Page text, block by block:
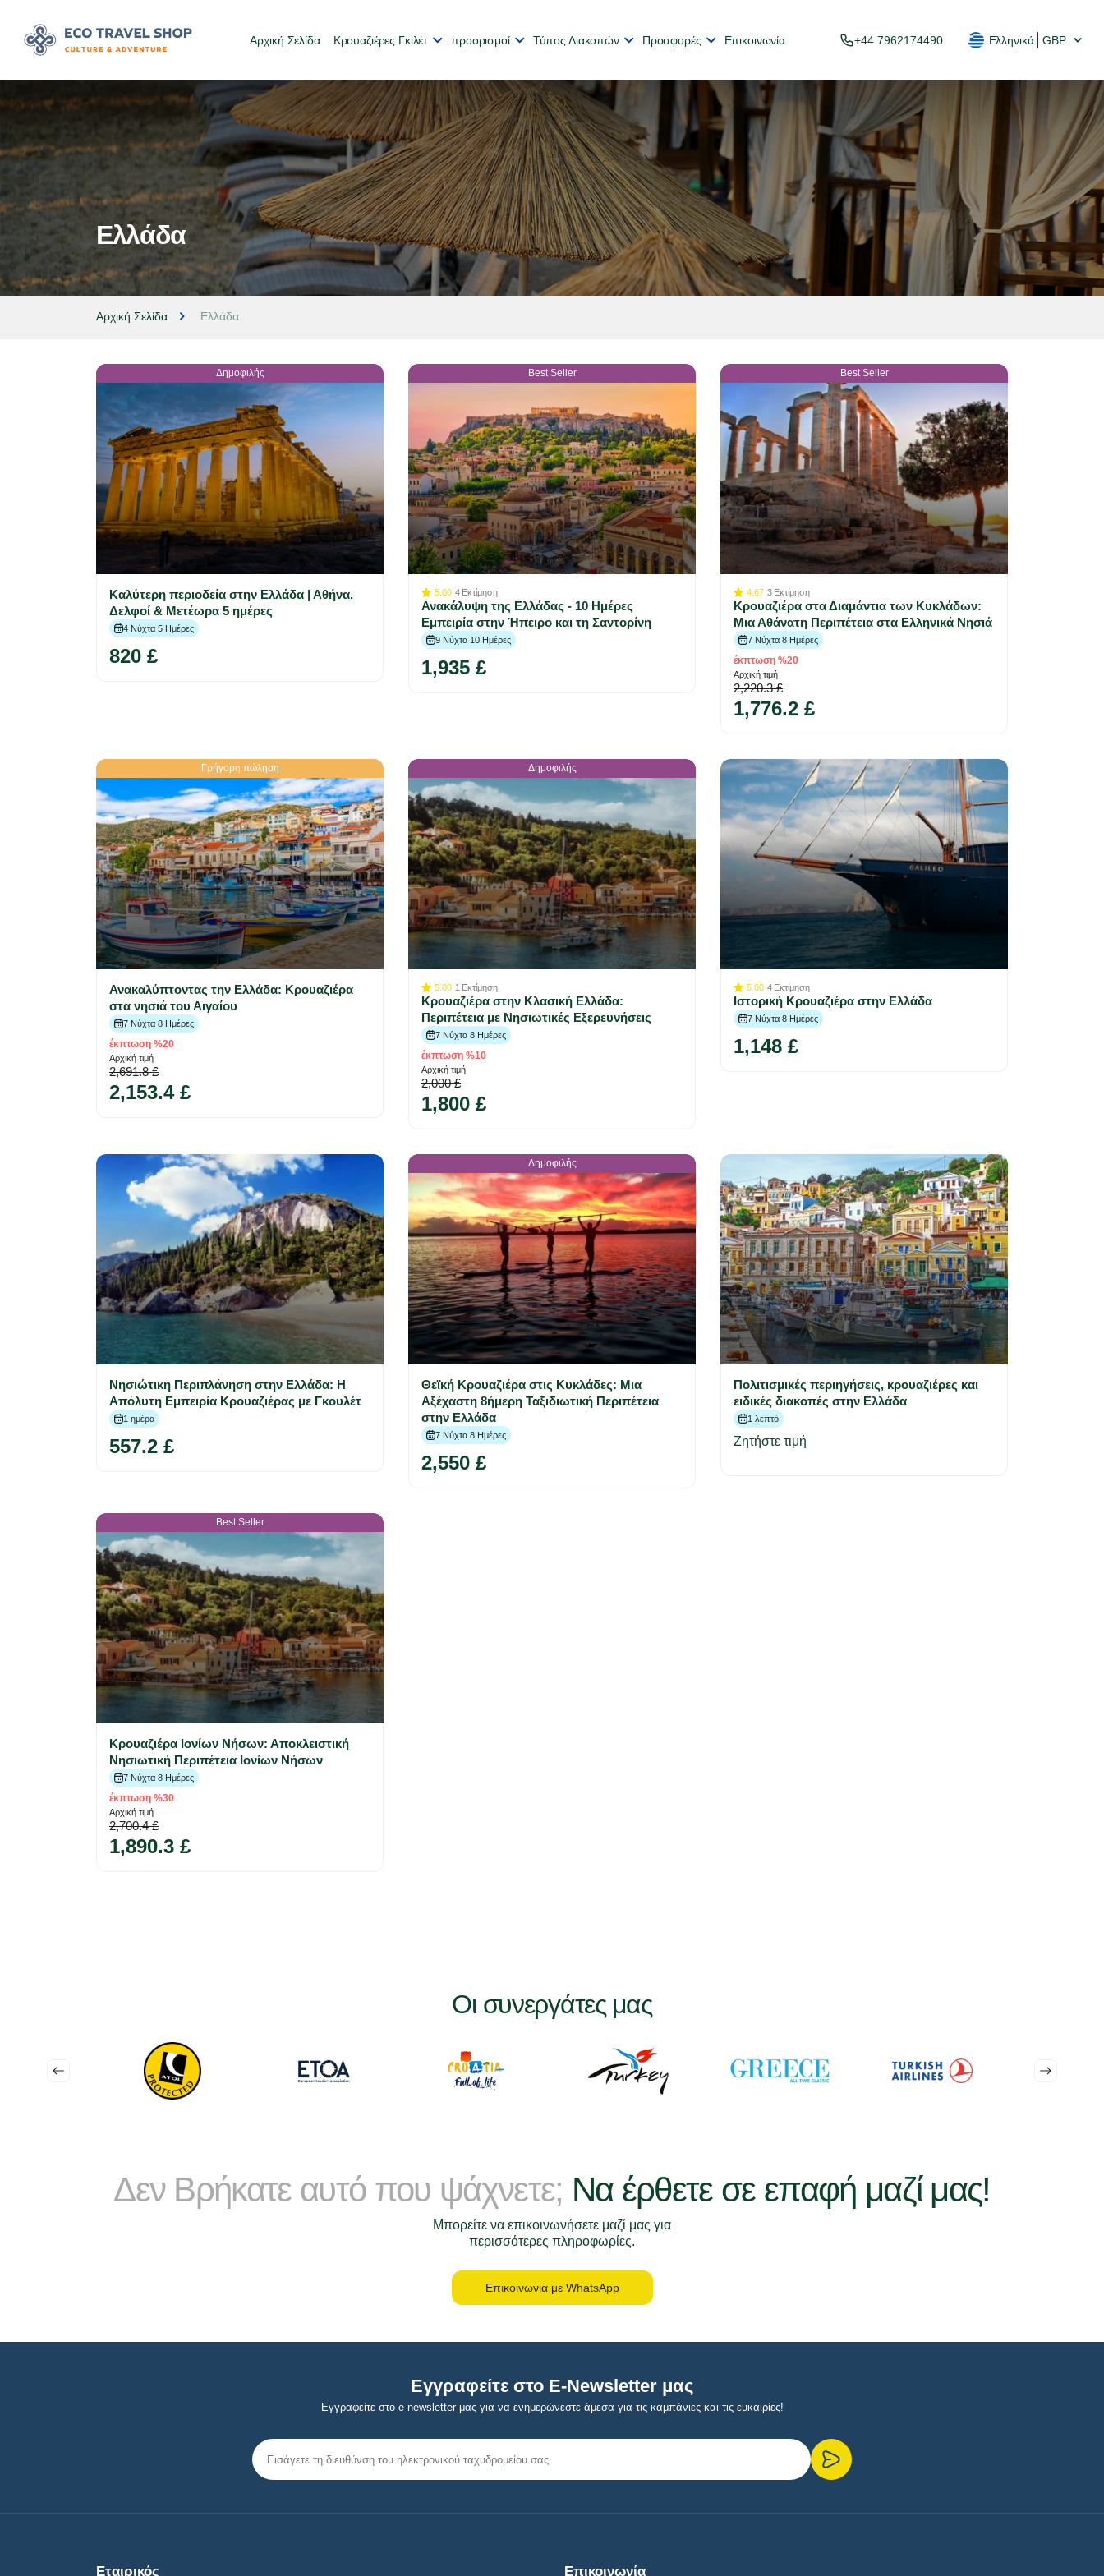
Αρχική Σελίδα Κρουαζιέρες Γκιλέτ προορισμοί Τύπος Διακοπών Προσφορές Επικοινωνία +44 7962174490 Ελληνικά GBP
Ελλάδα
Αρχική Σελίδα Ελλάδα
Δημοφιλής
Καλύτερη περιοδεία στην Ελλάδα | Αθήνα,
Δελφοί & Μετέωρα 5 ημέρες
4 Νύχτα 5 Ημέρες
820 £
Best Seller
5.00 4 Εκτίμηση
Ανακάλυψη της Ελλάδας - 10 Ημέρες
Εμπειρία στην Ήπειρο και τη Σαντορίνη
9 Νύχτα 10 Ημέρες
1,935 £
Best Seller
4.67 3 Εκτίμηση
Κρουαζιέρα στα Διαμάντια των Κυκλάδων:
Μια Αθάνατη Περιπέτεια στα Ελληνικά Νησιά
7 Νύχτα 8 Ημέρες
έκπτωση %20
Αρχική τιμή
2,220.3 £
1,776.2 £
Γρήγορη πώληση
Ανακαλύπτοντας την Ελλάδα: Κρουαζιέρα
στα νησιά του Αιγαίου
7 Νύχτα 8 Ημέρες
έκπτωση %20
Αρχική τιμή
2,691.8 £
2,153.4 £
Δημοφιλής
5.00 1 Εκτίμηση
Κρουαζιέρα στην Κλασική Ελλάδα:
Περιπέτεια με Νησιωτικές Εξερευνήσεις
7 Νύχτα 8 Ημέρες
έκπτωση %10
Αρχική τιμή
2,000 £
1,800 £
5.00 4 Εκτίμηση
Ιστορική Κρουαζιέρα στην Ελλάδα
7 Νύχτα 8 Ημέρες
1,148 £
Νησιώτικη Περιπλάνηση στην Ελλάδα: Η
Απόλυτη Εμπειρία Κρουαζιέρας με Γκουλέτ
1 ημέρα
557.2 £
Δημοφιλής
Θεϊκή Κρουαζιέρα στις Κυκλάδες: Μια
Αξέχαστη 8ήμερη Ταξιδιωτική Περιπέτεια
στην Ελλάδα
7 Νύχτα 8 Ημέρες
2,550 £
Πολιτισμικές περιηγήσεις, κρουαζιέρες και
ειδικές διακοπές στην Ελλάδα
1 λεπτό
Ζητήστε τιμή
Best Seller
Κρουαζιέρα Ιονίων Νήσων: Αποκλειστική
Νησιωτική Περιπέτεια Ιονίων Νήσων
7 Νύχτα 8 Ημέρες
έκπτωση %30
Αρχική τιμή
2,700.4 £
1,890.3 £
Οι συνεργάτες μας
Δεν Βρήκατε αυτό που ψάχνετε; Να έρθετε σε επαφή μαζί μας!
Μπορείτε να επικοινωνήσετε μαζί μας για
περισσότερες πληροφωρίες.
Επικοινωνία με WhatsApp
Εγγραφείτε στο E-Newsletter μας
Εγγραφείτε στο e-newsletter μας για να ενημερώνεστε άμεσα για τις καμπάνιες και τις ευκαιρίες!
Εταιρικός Επικοινωνία